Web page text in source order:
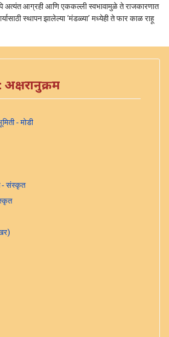
अत्यंत आग्रही आणि एककल्ली स्वभावामुळे ते राजकारणात
स्थापन झालेल्या ‘मंडळ्या’ मध्येही ते फार काळ राहू
अक्षरानुक्रम
- मोडी
- संस्कृत